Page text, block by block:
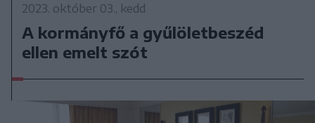
2023. október 03., kedd
A kormányfő a gyűlöletbeszéd
ellen emelt szót